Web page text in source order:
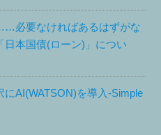
必要なければあるはずがな
日本国債(ローン)」につい
AI(WATSON)を導入-Simple